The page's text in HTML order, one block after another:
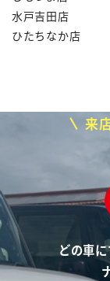
水戸吉田店
ひたちなか店
来
どの車